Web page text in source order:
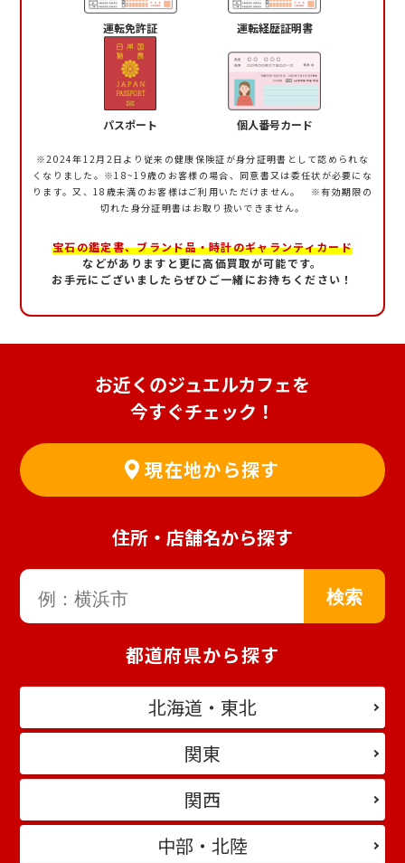
運転免許証 運転経歴証明書
パスポート 個人番号カード
※2024年12月2日より従来の健康保険証が身分証明書として認められな
くなりました。 ※18~19歳のお客様の場合、同意書又は委任状が必要にな
ります。又、18歳未満のお客様はご利用いただけません。 ※有効期限の
切れた身分証明書はお取り扱いできません。
宝石の鑑定書、ブランド品・時計のギャランティカード
などがありますと更に高価買取が可能です。
お手元にございましたらぜひご一緒にお持ちください！
お近くのジュエルカフェを
今すぐチェック！
現在地から探す
住所・店舗名から探す
都道府県から探す
北海道・東北
関東
関西
中部・北陸